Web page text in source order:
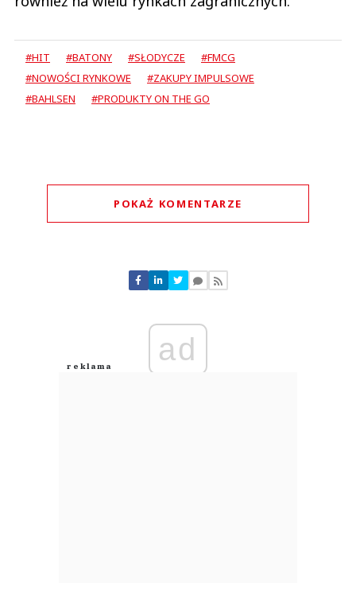
#HIT #BATONY #SŁODYCZE
#FMCG
#NOWOŚCI RYNKOWE
#ZAKUPY IMPULSOWE
#BAHLSEN
#PRODUKTY ON THE GO
POKAŻ KOMENTARZE
Nie znaleziono komentarzy
Zostaw swoje komentarze
Anuluj
ad